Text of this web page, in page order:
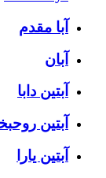
آبا مقدم
آبان
آبتین دابا
آبتین
آبتین یارا